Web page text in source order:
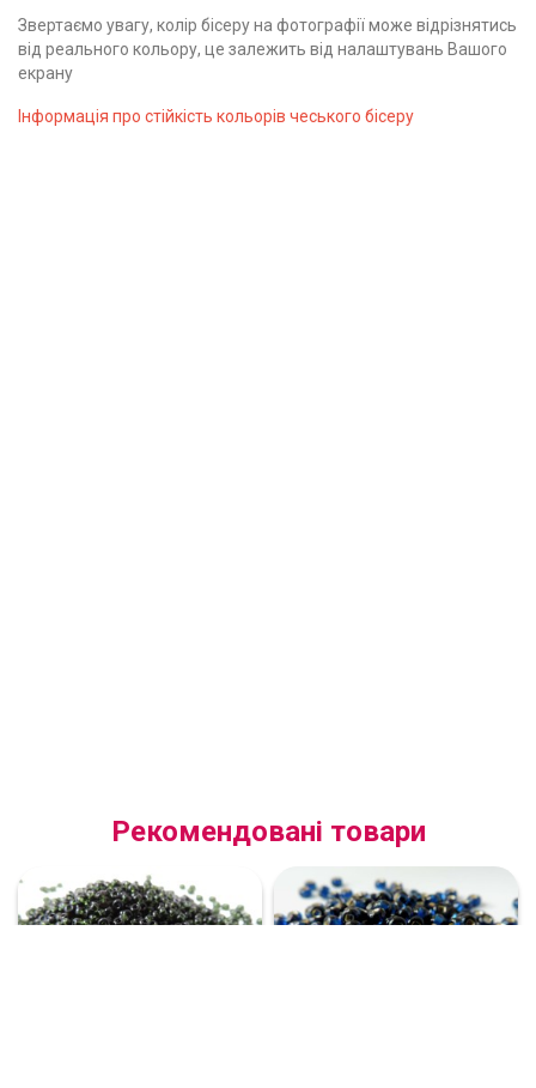
Звертаємо увагу, колір бісеру на фотографії може відрізнятись
від реального кольору, це залежить від налаштувань Вашого
екрану
Інформація про стійкість кольорів чеського бісеру
Рекомендовані товари